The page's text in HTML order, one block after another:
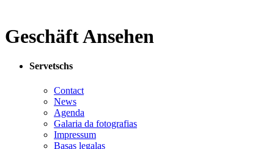
Geschäft Ansehen
Servetschs
Contact
News
Agenda
Galaria da fotografias
Impressum
Basas legalas